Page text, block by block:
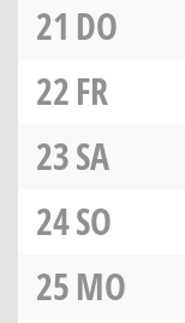
21 DO
22FR
23SA
24SO
25MO